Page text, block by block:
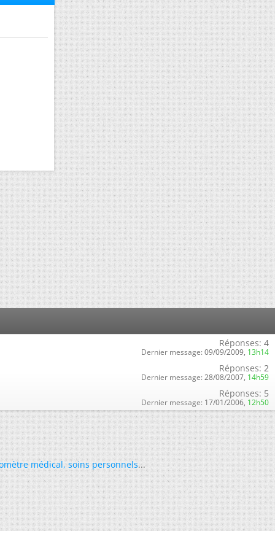
Réponses: 4
Dernier message: 09/09/2009, 13h14
Réponses: 2
Dernier message: 28/08/2007, 14h59
Réponses: 5
Dernier message: 17/01/2006, 12h50
médical,soins personnels...